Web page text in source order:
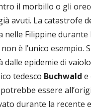
il morbillo o gli
avuti. La catastrofe
nelle Filippine durante
è l’unico esempio.
dalle epidemie di
tedesco Buchwald e
essere
durante la recente